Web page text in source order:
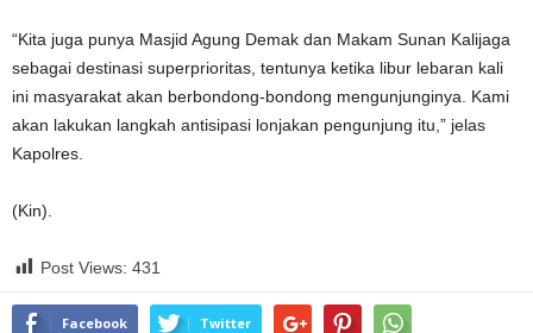
“Kita juga punya Masjid Agung Demak dan Makam Sunan Kalijaga
sebagai destinasi superprioritas, tentunya ketika libur lebaran kali
ini masyarakat akan berbondong-bondong mengunjunginya. Kami
akan lakukan langkah antisipasi lonjakan pengunjung itu,” jelas
Kapolres.
(Kin).
Post Views: 431
Facebook Twitter